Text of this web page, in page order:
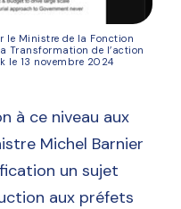
le Ministre de la Fonction
Transformation de l’action
le 13 novembre 2024
à ce niveau aux
Michel Barnier
un sujet
aux préfets